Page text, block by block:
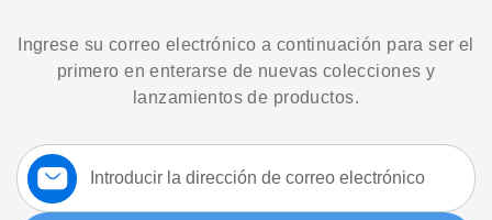
Ingrese su correo electrónico a continuación para ser el
primero en enterarse de nuevas colecciones y
lanzamientos de productos.
Suscríbase
a
nuestro